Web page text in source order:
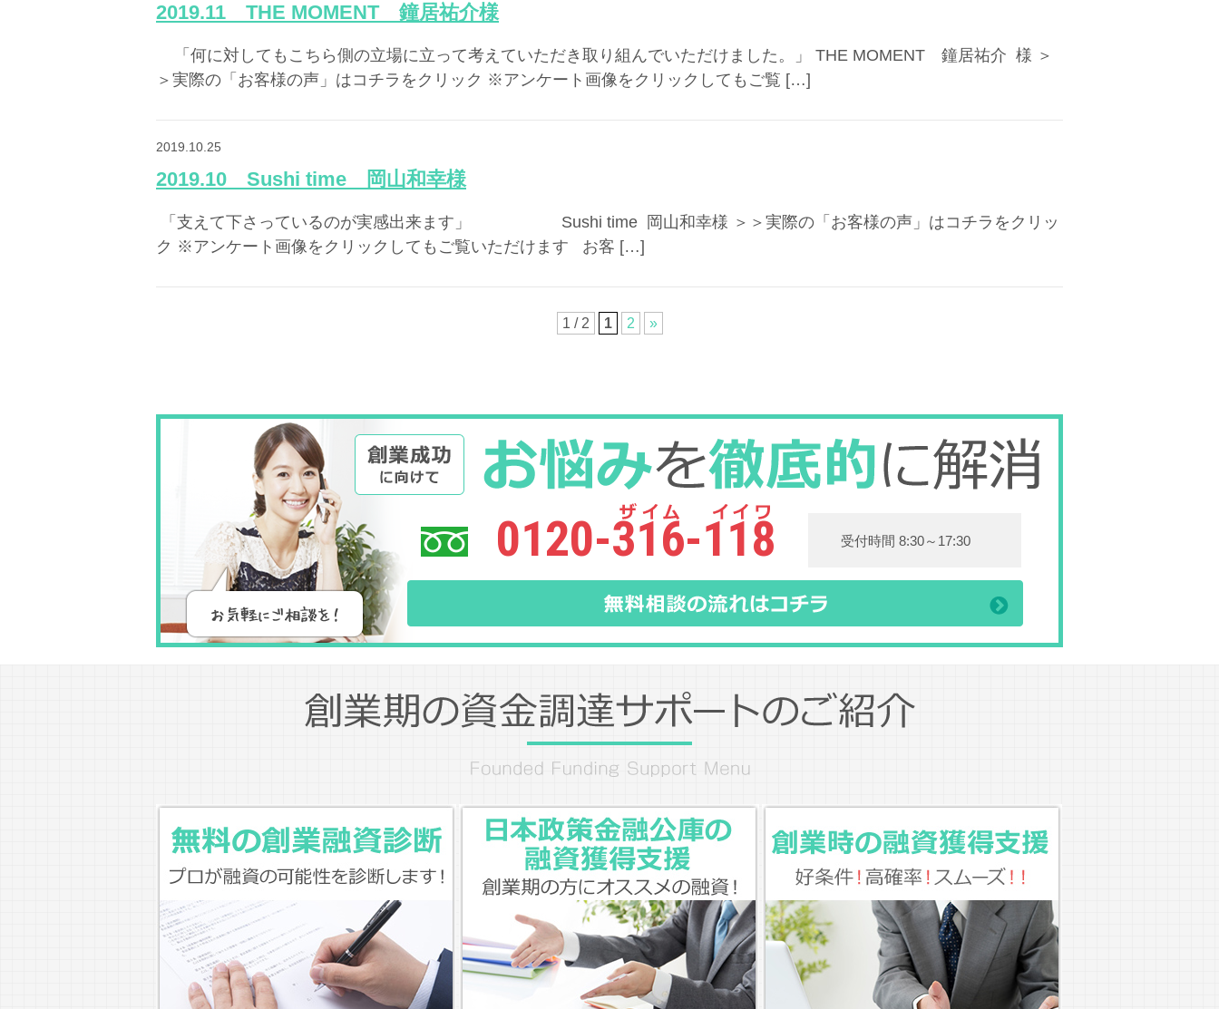
2019.11 THE MOMENT 鐘居祐介様
​ ​ 「何に対してもこちら側の立場に立って考えていただき取り組んでいただけました。」 THE MOMENT 鐘居祐介 様 ＞
＞実際の「お客様の声」はコチラをクリック ※アンケート画像をクリックしてもご覧 […]
2019.10.25
2019.10 Sushi time 岡山和幸様
​ 「支えて下さっているのが実感出来ます」 Sushi time 岡山和幸様 ＞＞実際の「お客様の声」はコチラをクリッ
ク ※アンケート画像をクリックしてもご覧いただけます お客 […]
1 / 2 1 2 »
0120-316-118 受付時間 8:30～17:30